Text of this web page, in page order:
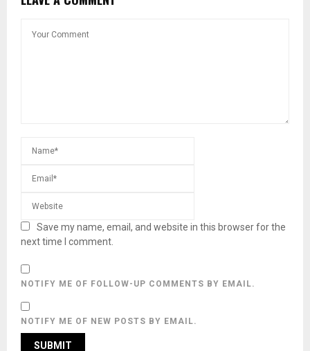
Save my name, email, and website in this browser for the
next time I comment.
NOTIFY ME OF FOLLOW-UP COMMENTS BY EMAIL.
NOTIFY ME OF NEW POSTS BY EMAIL.